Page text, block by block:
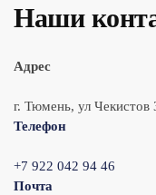
Наши
Адрес
г. Тюмень, ул
Телефон
+7 922 042 94 46
Почта